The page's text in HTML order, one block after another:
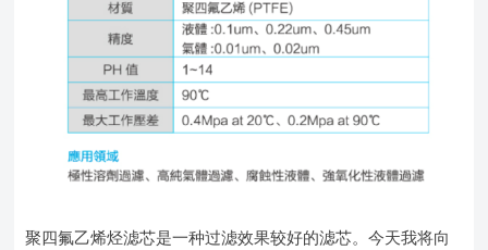
聚四氟乙烯烃滤芯是一种过滤效果较好的滤芯。今天我将向